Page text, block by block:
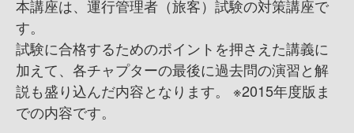
本講座は、運行管理者（旅客）試験の対策講座で
す。
試験に合格するためのポイントを押さえた講義に
加えて、各チャプターの最後に過去問の演習と解
説も盛り込んだ内容となります。 ※2015年度版ま
での内容です。